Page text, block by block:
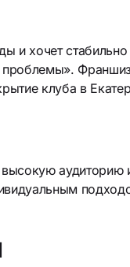
и хочет стабильно
проблемы».
клуба в
аудиторию